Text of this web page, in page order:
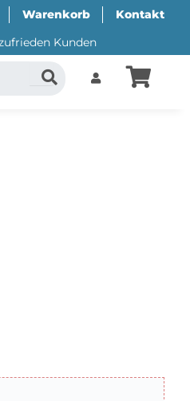
Warenkorb
Kontakt
Kunden
SUITICAL